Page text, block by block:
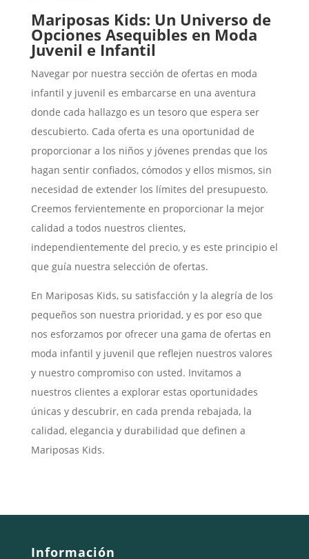
Mariposas Kids: Un Universo de
Opciones Asequibles en Moda
Juvenil e Infantil
Navegar por nuestra sección de ofertas en moda
infantil y juvenil es embarcarse en una aventura
donde cada hallazgo es un tesoro que espera ser
descubierto. Cada oferta es una oportunidad de
proporcionar a los niños y jóvenes prendas que los
hagan sentir confiados, cómodos y ellos mismos, sin
necesidad de extender los límites del presupuesto.
Creemos fervientemente en proporcionar la mejor
calidad a todos nuestros clientes,
independientemente del precio, y es este principio el
que guía nuestra selección de ofertas.
En Mariposas Kids, su satisfacción y la alegría de los
pequeños son nuestra prioridad, y es por eso que
nos esforzamos por ofrecer una gama de ofertas en
moda infantil y juvenil que reflejen nuestros valores
y nuestro compromiso con usted. Invitamos a
nuestros clientes a explorar estas oportunidades
únicas y descubrir, en cada prenda rebajada, la
calidad, elegancia y durabilidad que definen a
Mariposas Kids.
Información